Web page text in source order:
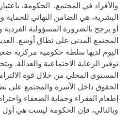
والأفراد في المجتمع. الحكومة،
البشرية، هي الضامن النهائي للحماية
أو يرجح بالضرورة المسؤولية الفردية
المجتمع المدني على نطاق أوسع.
اليوم لديها سلطة حكومية مركزية
توفير الرعاية الاجتماعية والعدالة.
المستوى المحلي من خلال قوة
الحقوق داخل الأسرة والمجتمع على
إطعام الفقراء وحماية الضعفاء
وبالتالي، فإن الحكومة ليست هي